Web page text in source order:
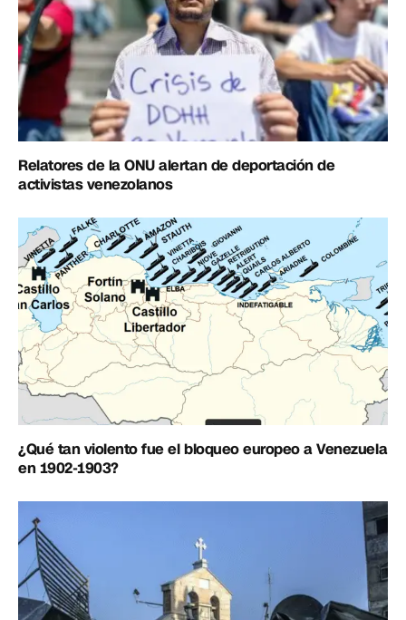
Relatores de la ONU alertan de deportación de
activistas venezolanos
¿Qué tan violento fue el bloqueo europeo a Venezuela
en 1902-1903?